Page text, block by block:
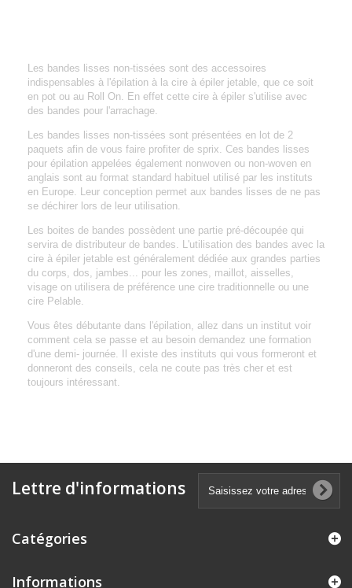
Les bandes lisses non-tissées sont des accessoires
indispensables à l'épilation à la cire à épiler jetable, que ce soit
en pot ou au Roll On. En effet cette cire à épiler s'utilise avec
des bandes pour l'arrachage.
Les bandes lisses non-tissées sont présentées en lot de 2
paquets afin de vous faire profiter de sprix. Ces bandes lisses
pour épilation appelées également nonwoven ou non-woven en
anglais sont au format standard habituel utilisé par les instituts
en Europe. Leur conception permet aux bandes lisses de ne pas
se déchirer lors de leur utilisation.
Les boites de bandes possèdent une partie pré-découpée qui
servira de distributeur de bandes. L'utilisation des bandes avec la
cire à épiler jetable est généralement dédiée aux grandes parties
du corps, dos, jambes... pour les zones, maillot, aisselles,
visage on utilisera de préférence une cire traditionnelle ou une
cire Pelable.
Vous êtes débutante dans l'épilation, allez dans un institut voir
comment cela se passe et au besoin demandez une formation
d'une demi- journée. Il existe des instituts qui vous formeront et
donneront des conseils, cela ne coute pas très cher et est
toujours intéressant.
Lettre d'informations
Catégories
Informations